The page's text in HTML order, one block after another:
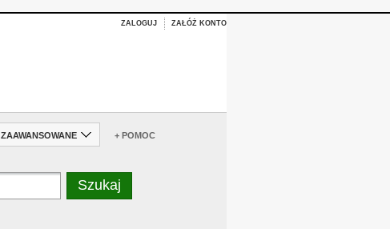
ZALOGUJ ZAŁÓŻ KONTO
ZAAWANSOWANE + POMOC